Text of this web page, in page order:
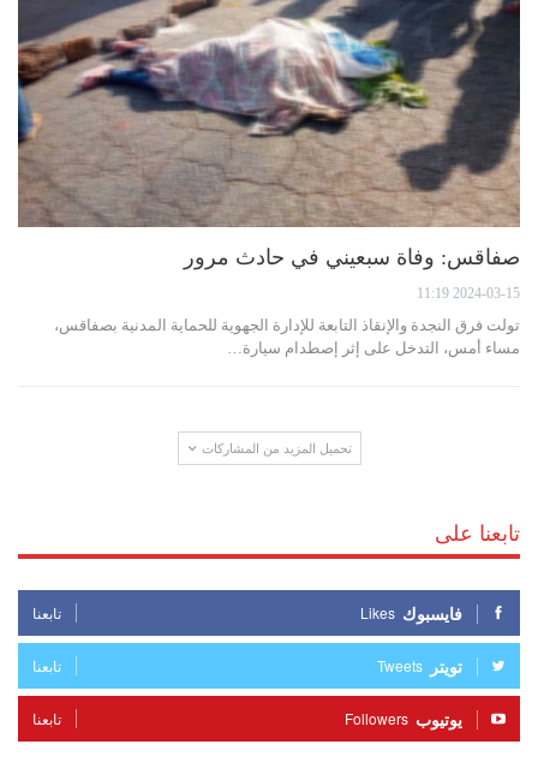
صفاقس: وفاة سبعيني في حادث مرور
2024-03-15 11:19
تولت فرق النجدة والإنقاذ التابعة للإدارة الجهوية للحماية المدنية بصفاقس،
مساء أمس، التدخل على إثر إصطدام سيارة…
تحميل المزيد من المشاركات
تابعنا على
فايسبوك Likes تابعنا
تويتر Tweets تابعنا
يوتيوب Followers تابعنا